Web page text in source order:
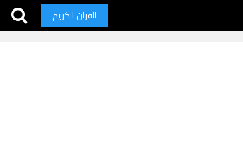
القران الكريم